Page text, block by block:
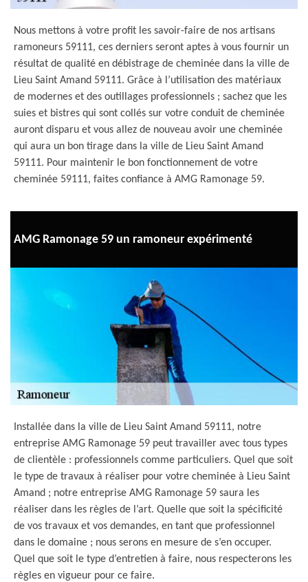
Nous mettons à votre profit les savoir-faire de nos artisans
ramoneurs 59111, ces derniers seront aptes à vous fournir un
résultat de qualité en débistrage de cheminée dans la ville de
Lieu Saint Amand 59111. Grâce à l’utilisation des matériaux
de modernes et des outillages professionnels ; sachez que les
suies et bistres qui sont collés sur votre conduit de cheminée
auront disparu et vous allez de nouveau avoir une cheminée
qui aura un bon tirage dans la ville de Lieu Saint Amand
59111. Pour maintenir le bon fonctionnement de votre
cheminée 59111, faites confiance à AMG Ramonage 59.
AMG Ramonage 59 un ramoneur expérimenté
Installée dans la ville de Lieu Saint Amand 59111, notre
entreprise AMG Ramonage 59 peut travailler avec tous types
de clientèle : professionnels comme particuliers. Quel que soit
le type de travaux à réaliser pour votre cheminée à Lieu Saint
Amand ; notre entreprise AMG Ramonage 59 saura les
réaliser dans les règles de l’art. Quelle que soit la spécificité
de vos travaux et vos demandes, en tant que professionnel
dans le domaine ; nous serons en mesure de s’en occuper.
Quel que soit le type d’entretien à faire, nous respecterons les
règles en vigueur pour ce faire.